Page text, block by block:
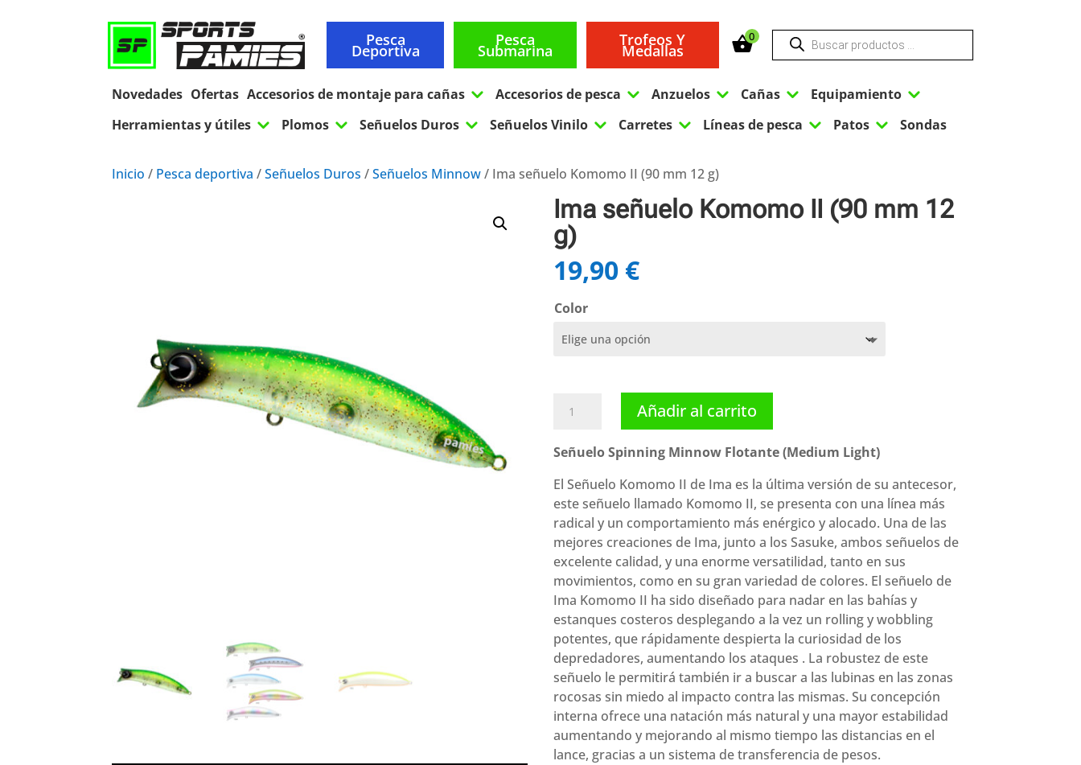
Pesca
Deportiva
Pesca
Submarina
Trofeos Y
Medallas
0 Búsqueda
productos
Novedades Ofertas Accesorios de montaje para cañas 3 Accesorios de pesca 3 Anzuelos 3 Cañas 3 Equipamiento 3
Herramientas y útiles 3 Plomos 3 Señuelos Duros 3 Señuelos Vinilo 3 Carretes 3 Líneas de pesca 3 Patos 3 Sondas
Inicio / Pesca deportiva /Señuelos Duros /Señuelos Minnow/ Ima señuelo Komomo II (90 mm 12 g)
Ima señuelo Komomo II (90 mm 12
g)
19,90 €
Color
señuelo
II
(90
mm
12
g)
cantidad
Añadir al carrito
Señuelo Spinning Minnow Flotante (Medium Light)
El Señuelo Komomo II de Ima es la última versión de su antecesor,
este señuelo llamado Komomo II, se presenta con una línea más
radical y un comportamiento más enérgico y alocado. Una de las
mejores creaciones de Ima, junto a los Sasuke, ambos señuelos de
excelente calidad, y una enorme versatilidad, tanto en sus
movimientos, como en su gran variedad de colores. El señuelo de
Ima Komomo II ha sido diseñado para nadar en las bahías y
estanques costeros desplegando a la vez un rolling y wobbling
potentes, que rápidamente despierta la curiosidad de los
depredadores, aumentando los ataques . La robustez de este
señuelo le permitirá también ir a buscar a las lubinas en las zonas
rocosas sin miedo al impacto contra las mismas. Su concepción
interna ofrece una natación más natural y una mayor estabilidad
aumentando y mejorando al mismo tiempo las distancias en el
lance, gracias a un sistema de transferencia de pesos.